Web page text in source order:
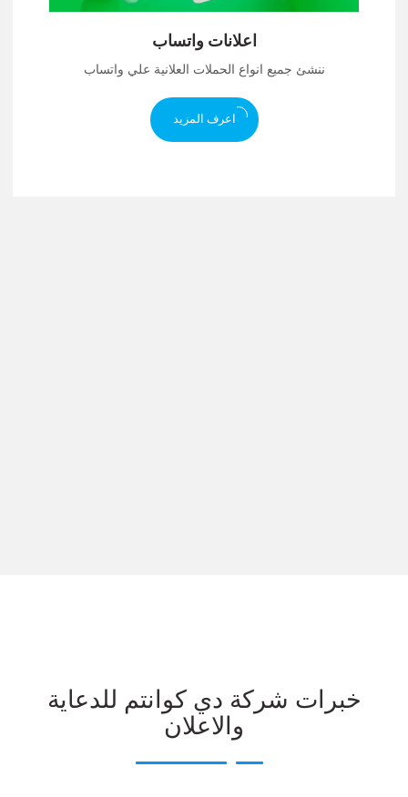
اعلانات واتساب
ننشئ جميع انواع الحملات العلانية علي واتساب
اعرف المزيد
خبرات شركة دي كوانتم للدعاية
والاعلان